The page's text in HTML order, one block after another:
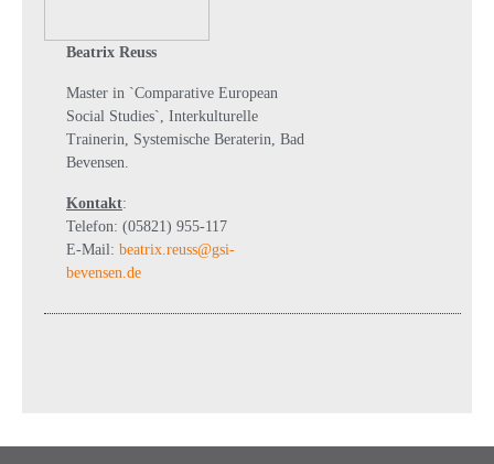
Beatrix Reuss
Master in `Comparative European
Social Studies`, Interkulturelle
Trainerin, Systemische Beraterin, Bad
Bevensen.
Kontakt:
Telefon: (05821) 955-117
E-Mail: beatrix.reuss@gsi-
bevensen.de